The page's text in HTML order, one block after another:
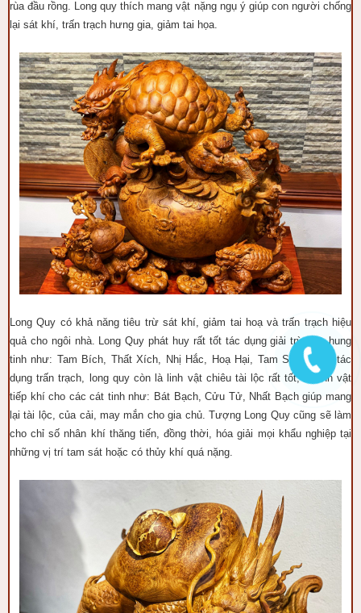
rùa đầu rồng. Long quy thích mang vật nặng ngụ ý giúp con người chống
lại sát khí, trấn trạch hưng gia, giảm tai họa.
Long Quy có khả năng tiêu trừ sát khí, giảm tai hoạ và trấn trạch hiệu
quả cho ngôi nhà. Long Quy phát huy rất tốt tác dụng giải trừ các hung
tinh như: Tam Bích, Thất Xích, Nhị Hắc, Hoạ Hại, Tam Sát. Ngoài tác
dụng trấn trạch, long quy còn là linh vật chiêu tài lộc rất tốt, là linh vật
tiếp khí cho các cát tinh như: Bát Bạch, Cửu Tử, Nhất Bạch giúp mang
lại tài lộc, của cải, may mắn cho gia chủ. Tượng Long Quy cũng sẽ làm
cho chỉ số nhân khí thăng tiến, đồng thời, hóa giải mọi khẩu nghiệp tại
những vị trí tam sát hoặc có thủy khí quá nặng.